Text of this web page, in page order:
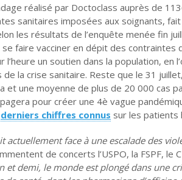
réalisé par Doctoclass auprès de
sanitaires imposées aux soignants,
les résultats de l’enquête menée fin
faire vacciner en dépit des
l’heure un soutien dans la population,
de la crise sanitaire. Reste que le 31
et une moyenne de plus de 20 000 cas
pour créer une 4è vague
derniers chiffres connus sur les patients
actuellement face à une escalade des
de concerts l’USPO, la FSPF, le
et demi, le monde est plongé dans une